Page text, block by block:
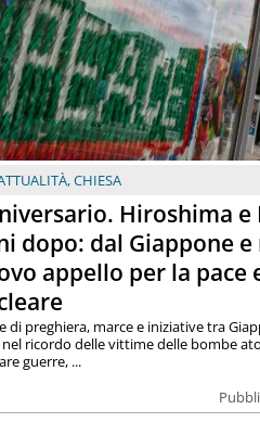
,CHIESA
Hiroshima e
dopo: dal Giappone
appello per la pace
di preghiera, marce e iniziative tra
ricordo delle vittime delle bombe
guerre, ...